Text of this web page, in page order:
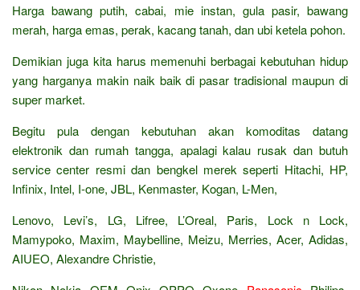
Harga bawang putih, cabai, mie instan, gula pasir, bawang
merah, harga emas, perak, kacang tanah, dan ubi ketela pohon.
Demikian juga kita harus memenuhi berbagai kebutuhan hidup
yang harganya makin naik baik di pasar tradisional maupun di
super market.
Begitu pula dengan kebutuhan akan komoditas datang
elektronik dan rumah tangga, apalagi kalau rusak dan butuh
service center resmi dan bengkel merek seperti Hitachi, HP,
Infinix, Intel, I-one, JBL, Kenmaster, Kogan, L-Men,
Lenovo, Levi’s, LG, Lifree, L’Oreal, Paris, Lock n Lock,
Mamypoko, Maxim, Maybelline, Meizu, Merries, Acer, Adidas,
AIUEO, Alexandre Christie,